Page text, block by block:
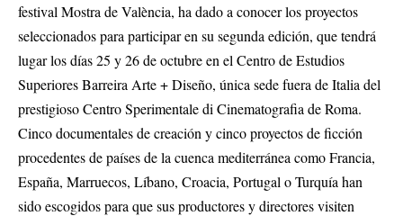
festival Mostra de València, ha dado a conocer los proyectos
seleccionados para participar en su segunda edición, que tendrá
lugar los días 25 y 26 de octubre en el Centro de Estudios
Superiores Barreira Arte + Diseño, única sede fuera de Italia del
prestigioso Centro Sperimentale di Cinematografia de Roma.
Cinco documentales de creación y cinco proyectos de ficción
procedentes de países de la cuenca mediterránea como Francia,
España, Marruecos, Líbano, Croacia, Portugal o Turquía han
sido escogidos para que sus productores y directores visiten